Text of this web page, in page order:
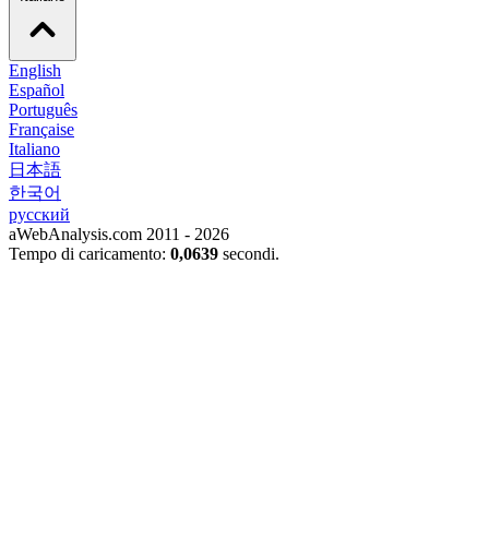
English
Español
Português
Française
Italiano
日本語
한국어
русский
aWebAnalysis.com 2011 - 2026
Tempo di caricamento: 0,0639 secondi.